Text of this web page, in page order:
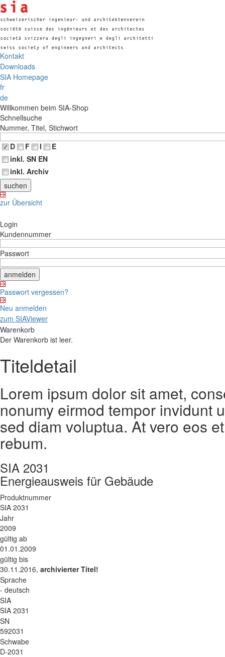
Kontakt
Downloads
SIA Homepage
fr
de
Willkommen beim SIA-Shop
Schnellsuche
Nummer, Titel, Stichwort
D
F I
E
inkl. SN EN
inkl. Archiv
zur Übersicht
Login
Kundennummer
Passwort
Passwort vergessen?
Neu anmelden
zum SIAViewer
Warenkorb
Der Warenkorb ist leer.
Titeldetail
Lorem ipsum dolor sit amet,
nonumy eirmod tempor invidunt
sed diam voluptua. At vero eos
rebum.
SIA 2031
Energieausweis für Gebäude
Produktnummer
SIA 2031
Jahr
2009
gültig ab
01.01.2009
gültig bis
30.11.2016, archivierter Titel!
Sprache
- deutsch
SIA
SIA 2031
SN
592031
Schwabe
D-2031